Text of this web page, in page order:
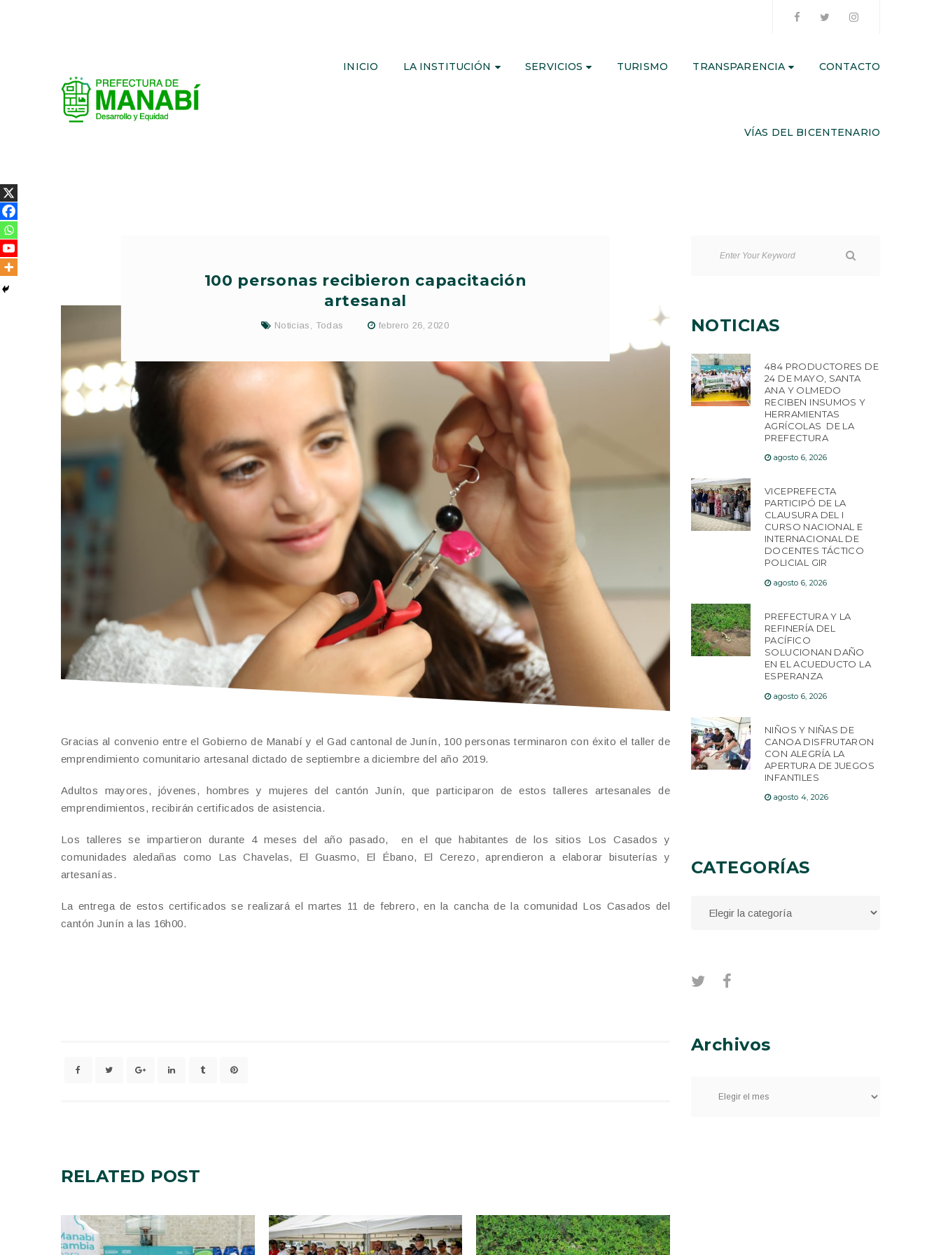
INICIO LA INSTITUCIÓN SERVICIOS TURISMO TRANSPARENCIA CONTACTO
VÍAS DEL BICENTENARIO
100 personas recibieron capacitación
artesanal
Noticias , Todas febrero 26, 2020
Gracias al convenio entre el Gobierno de Manabí y el Gad cantonal de Junín, 100 personas terminaron con éxito el taller de
emprendimiento comunitario artesanal dictado de septiembre a diciembre del año 2019.
Adultos mayores, jóvenes, hombres y mujeres del cantón Junín, que participaron de estos talleres artesanales de
emprendimientos, recibirán certificados de asistencia.
Los talleres se impartieron durante 4 meses del año pasado, en el que habitantes de los sitios Los Casados y
comunidades aledañas como Las Chavelas, El Guasmo, El Ébano, El Cerezo, aprendieron a elaborar bisuterías y
artesanías.
La entrega de estos certificados se realizará el martes 11 de febrero, en la cancha de la comunidad Los Casados del
cantón Junín a las 16h00.
RELATED POST
NOTICIAS
484 PRODUCTORES DE
24 DE MAYO, SANTA
ANA Y OLMEDO
RECIBEN INSUMOS Y
HERRAMIENTAS
AGRÍCOLAS DE LA
PREFECTURA
agosto 6, 2026
VICEPREFECTA
PARTICIPÓ DE LA
CLAUSURA DEL I
CURSO NACIONAL E
INTERNACIONAL DE
DOCENTES TÁCTICO
POLICIAL GIR
agosto 6, 2026
PREFECTURA Y LA
REFINERÍA DEL
PACÍFICO
SOLUCIONAN DAÑO
EN EL ACUEDUCTO LA
ESPERANZA
agosto 6, 2026
NIÑOS Y NIÑAS DE
CANOA DISFRUTARON
CON ALEGRÍA LA
APERTURA DE JUEGOS
INFANTILES
agosto 4, 2026
CATEGORÍAS
Archivos